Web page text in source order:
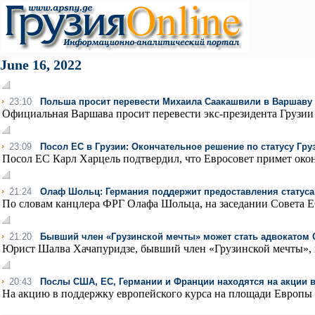
June 16, 2022
23:10 Польша просит перевести Михаила Саакашвили в Варшаву
Официальная Варшава просит перевести экс-президента
23:09 Посол ЕС в Грузии: Окончательное решение по статусу
Посол ЕС Карл Харцель подтвердил, что Евросовет примет
21:24 Олаф Шольц: Германия поддержит предоставления
По словам канцлера ФРГ Олафа Шольца, на заседании Совета
21:20 Бывший член «Грузинской мечты» может стать адвокатом
Юрист Шалва Хачапуридзе, бывший член «Грузинской мечты»,
20:43 Послы США, ЕС, Германии и Франции находятся на акции в
На акцию в поддержку европейского курса на площади